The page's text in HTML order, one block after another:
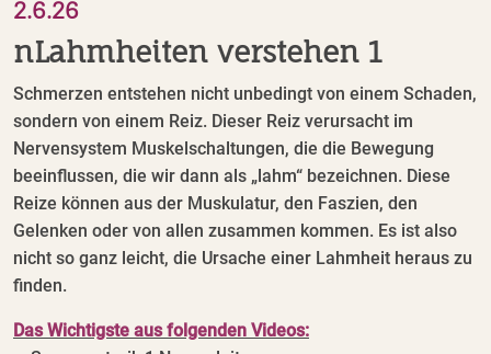
2.6.26
nLahmheiten verstehen 1
Schmerzen entstehen nicht unbedingt von einem Schaden,
sondern von einem Reiz. Dieser Reiz verursacht im
Nervensystem Muskelschaltungen, die die Bewegung
beeinflussen, die wir dann als „lahm“ bezeichnen. Diese
Reize können aus der Muskulatur, den Faszien, den
Gelenken oder von allen zusammen kommen. Es ist also
nicht so ganz leicht, die Ursache einer Lahmheit heraus zu
finden.
Das Wichtigste aus folgenden Videos: